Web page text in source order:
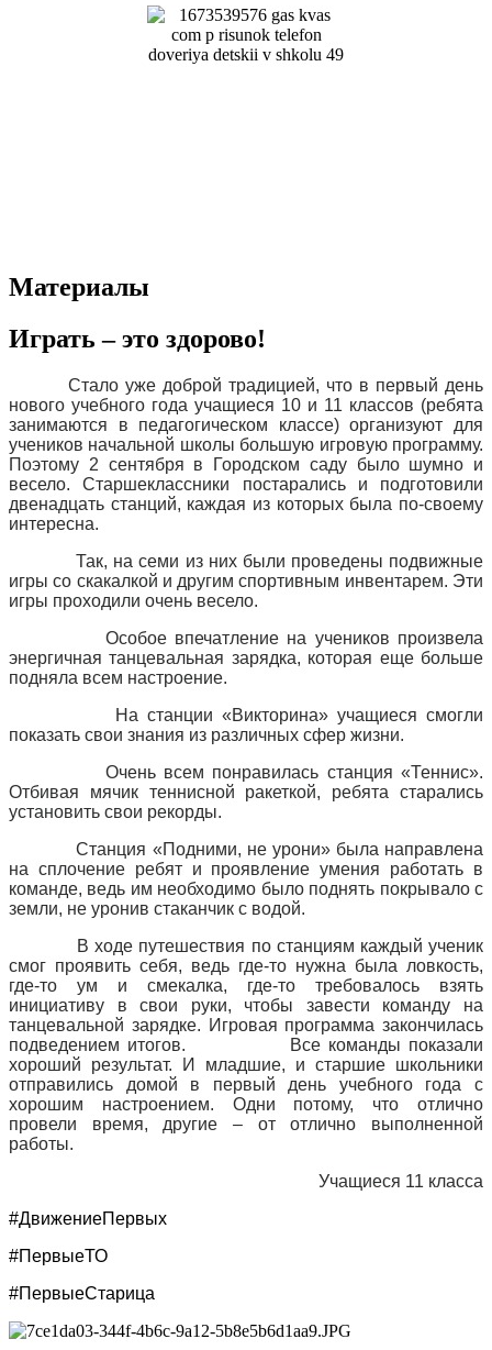
Материалы
Играть – это здорово!
Стало уже доброй традицией, что в первый день
нового учебного года учащиеся 10 и 11 классов (ребята
занимаются в педагогическом классе) организуют для
учеников начальной школы большую игровую программу.
Поэтому 2 сентября в Городском саду было шумно и
весело. Старшеклассники постарались и подготовили
двенадцать станций, каждая из которых была по-своему
интересна.
Так, на семи из них были проведены подвижные
игры со скакалкой и другим спортивным инвентарем. Эти
игры проходили очень весело.
Особое впечатление на учеников произвела
энергичная танцевальная зарядка, которая еще больше
подняла всем настроение.
На станции «Викторина» учащиеся смогли
показать свои знания из различных сфер жизни.
Очень всем понравилась станция «Теннис».
Отбивая мячик теннисной ракеткой, ребята старались
установить свои рекорды.
Станция «Подними, не урони» была направлена
на сплочение ребят и проявление умения работать в
команде, ведь им необходимо было поднять покрывало с
земли, не уронив стаканчик с водой.
В ходе путешествия по станциям каждый ученик
смог проявить себя, ведь где-то нужна была ловкость,
где-то ум и смекалка, где-то требовалось взять
инициативу в свои руки, чтобы завести команду на
танцевальной зарядке. Игровая программа закончилась
подведением итогов. Все команды показали
хороший результат. И младшие, и старшие школьники
отправились домой в первый день учебного года с
хорошим настроением. Одни потому, что отлично
провели время, другие – от отлично выполненной
работы.
Учащиеся 11 класса
#ДвижениеПервых
#ПервыеТО
#ПервыеСтарица